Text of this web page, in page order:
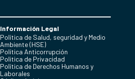
Información Legal
Política de Salud, seguridad y Medio
Ambiente (HSE)
Política Anticorrupción
Politica de Privacidad
Política de Derechos Humanos y
Laborales